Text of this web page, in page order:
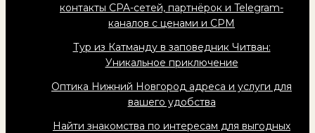
контакты CPA-сетей, партнёрок и Telegram-
каналов с ценами и CPM
Тур из Катманду в заповедник Читван:
Уникальное приключение
Оптика Нижний Новгород адреса и услуги для
вашего удобства
Найти знакомства по интересам для выгодных